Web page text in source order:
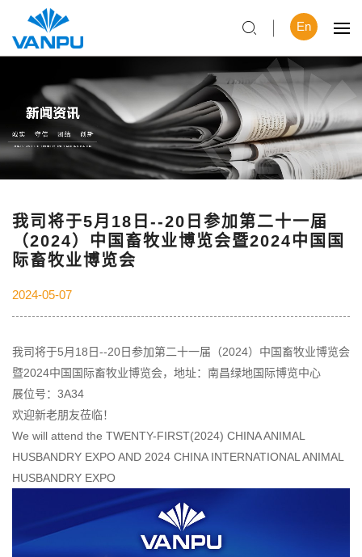
En
我司将于5月18日--20日参加第二十一届
（2024）中国畜牧业博览会暨2024中国国
际畜牧业博览会
2024-05-07
我司将于5月18日--20日参加第二十一届（2024）中国畜牧业博览会
暨2024中国国际畜牧业博览会，地址：南昌绿地国际博览中心
展位号：3A34
欢迎新老朋友莅临！
We will attend the TWENTY-FIRST(2024) CHINA ANIMAL
HUSBANDRY EXPO AND 2024 CHINA INTERNATIONAL ANIMAL
HUSBANDRY EXPO